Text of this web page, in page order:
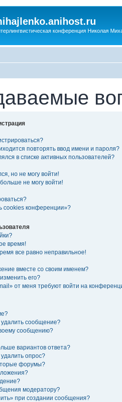
конференция Николая
повторять ввод имени и пароля?
в списке активных пользователей?
но не могу войти!
не могу войти!
cookies конференции»?
время!
все равно неправильное!
вместе со своим именем?
его?
от меня требуют войти на
удалить сообщение?
сообщению?
вариантов ответа?
опрос?
форумы?
модератору?
при создании сообщения?